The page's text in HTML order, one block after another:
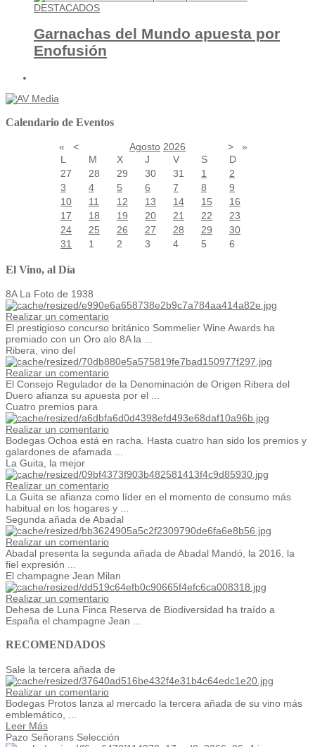
DESTACADOS
Garnachas del Mundo apuesta por
Enofusión
Calendario de Eventos
« < Agosto 2026 >
»
L
M X J V S
D
27
28 29 30 31 1
2
3
4 5 6 7 8
9
10
11 12 13 14 15
16
17
18 19 20 21 22
23
24
25 26 27 28 29
30
31
1 2 3 4 5 6
El Vino, al Día
8A La Foto de 1938
Realizar un comentario
El prestigioso concurso británico Sommelier Wine Awards ha
premiado con un Oro alo 8A la ...
Ribera, vino del
Realizar un comentario
El Consejo Regulador de la Denominación de Origen Ribera del
Duero afianza su apuesta por el ...
Cuatro premios para
Realizar un comentario
Bodegas Ochoa está en racha. Hasta cuatro han sido los premios y
galardones de afamada ...
La Guita, la mejor
Realizar un comentario
La Guita se afianza como líder en el momento de consumo más
habitual en los hogares y ...
Segunda añada de Abadal
Realizar un comentario
Abadal presenta la segunda añada de Abadal Mandó, la 2016, la
fiel expresión ...
El champagne Jean Milan
Realizar un comentario
Dehesa de Luna Finca Reserva de Biodiversidad ha traído a
España el champagne Jean ...
RECOMENDADOS
Sale la tercera añada de
Realizar un comentario
Bodegas Protos lanza al mercado la tercera añada de su vino más
emblemático, ...
Leer Más
Pazo Señorans Selección